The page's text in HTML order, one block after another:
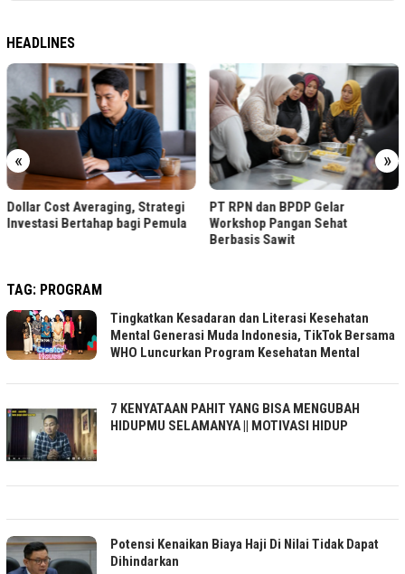
HEADLINES
« »
PT RPN dan BPDP Gelar
Workshop Pangan Sehat
PPAr UPH Raih Akreditasi
Pertama dari BAN-PT
TAG: PROGRAM
Tingkatkan Kesadaran dan Literasi Kesehatan
Mental Generasi Muda Indonesia, TikTok Bersama
WHO Luncurkan Program Kesehatan Mental
7 KENYATAAN PAHIT YANG BISA MENGUBAH
HIDUPMU SELAMANYA || MOTIVASI HIDUP
Potensi Kenaikan Biaya Haji Di Nilai Tidak Dapat
Dihindarkan